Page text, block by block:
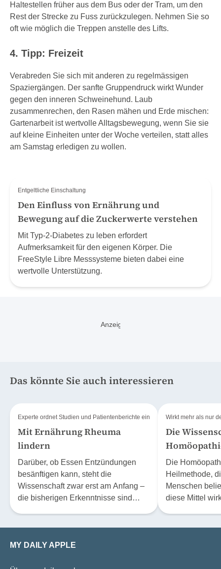
Haltestellen früher aus dem Bus oder der Tram, um den
Rest der Strecke zu Fuss zurückzulegen. Nehmen Sie so
oft wie möglich die Treppen anstelle des Lifts.
4. Tipp: Freizeit
Verabreden Sie sich mit anderen zu regelmässigen
Spaziergängen. Der sanfte Gruppendruck wirkt Wunder
gegen den inneren Schweinehund. Laub
zusammenrechen, den Rasen mähen und Erde mischen:
Gartenarbeit ist wertvolle Alltagsbewegung, wenn Sie sie
auf kleine Einheiten unter der Woche verteilen, statt alles
am Samstag erledigen zu wollen.
Entgeltliche Einschaltung
Den Einfluss von Ernährung und
Bewegung auf die Zuckerwerte verstehen
Mit Typ-2-Diabetes zu leben erfordert
Aufmerksamkeit für den eigenen Körper. Die
FreeStyle Libre Messsysteme bieten dabei eine
wertvolle Unterstützung.
Das könnte Sie auch interessieren
Experte ordnet Studien und Patientenberichte ein
Mit Ernährung Rheuma
lindern
Darüber, ob Essen Entzündungen
besänftigen kann, steht die
Wissenschaft zwar erst am Anfang –
die bisherigen Erkenntnisse sind
rheumatischer Erkrankungen
Wirkt mehr als nur
Die
Die
Heilmethode,
Menschen
diese Mittel
MY DAILY APPLE